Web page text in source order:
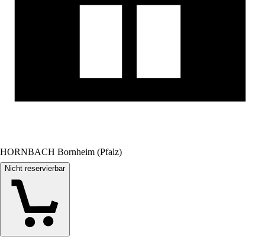
HORNBACH Bornheim (Pfalz)
Nicht reservierbar